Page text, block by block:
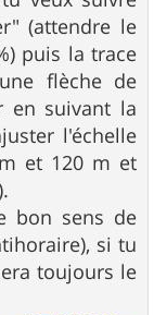
(attendre le
puis la trace
flèche de
en suivant la
l'échelle
et 120 m et
bon sens de
si tu
toujours le